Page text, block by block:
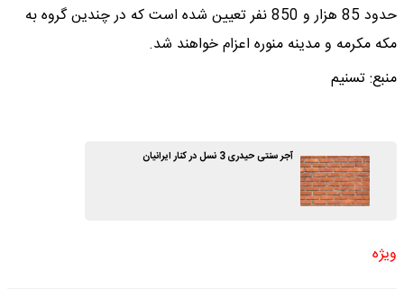
حدود 85 هزار و 850 نفر تعیین شده است که در چندین گروه به
مکه مکرمه و مدینه منوره اعزام خواهند شد.
منبع:تسنیم
آجر سنتی حیدری 3 نسل در کنار ایرانیان
ویژه